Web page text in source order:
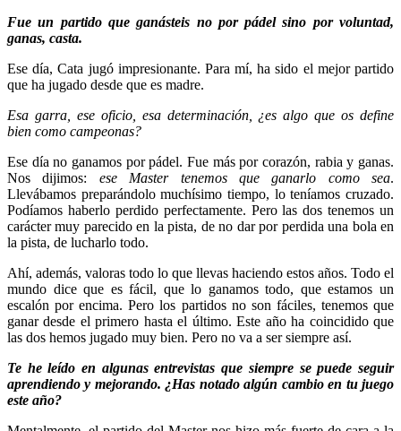
Fue un partido que ganásteis no por pádel sino por voluntad,
ganas, casta.
Ese día, Cata jugó impresionante. Para mí, ha sido el mejor partido
que ha jugado desde que es madre.
Esa garra, ese oficio, esa determinación, ¿es algo que os define
bien como campeonas?
Ese día no ganamos por pádel. Fue más por corazón, rabia y ganas.
Nos dijimos: ese Master tenemos que ganarlo como sea.
Llevábamos preparándolo muchísimo tiempo, lo teníamos cruzado.
Podíamos haberlo perdido perfectamente. Pero las dos tenemos un
carácter muy parecido en la pista, de no dar por perdida una bola en
la pista, de lucharlo todo.
Ahí, además, valoras todo lo que llevas haciendo estos años. Todo el
mundo dice que es fácil, que lo ganamos todo, que estamos un
escalón por encima. Pero los partidos no son fáciles, tenemos que
ganar desde el primero hasta el último. Este año ha coincidido que
las dos hemos jugado muy bien. Pero no va a ser siempre así.
Te he leído en algunas entrevistas que siempre se puede seguir
aprendiendo y mejorando. ¿Has notado algún cambio en tu juego
este año?